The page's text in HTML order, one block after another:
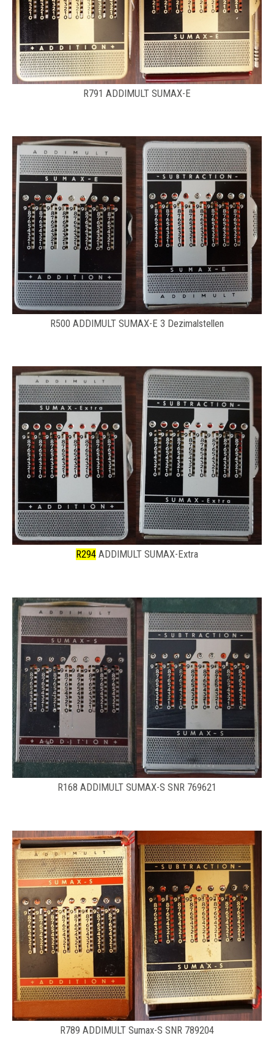
R791 ADDIMULT SUMAX-E
R500 ADDIMULT SUMAX-E 3 Dezimalstellen
R294 ADDIMULT SUMAX-Extra
R168 ADDIMULT SUMAX-S SNR 769621
R789 ADDIMULT Sumax-S SNR 789204